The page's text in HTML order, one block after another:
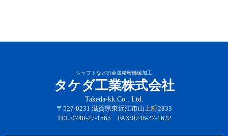
シャフトなどの金属精密機械加工
タケダ工業株式会社
Takeda-kk.Co., Ltd.
〒527-0231 滋賀県東近江市山上町2833
TEL:0748-27-1565 FAX:0748-27-1622